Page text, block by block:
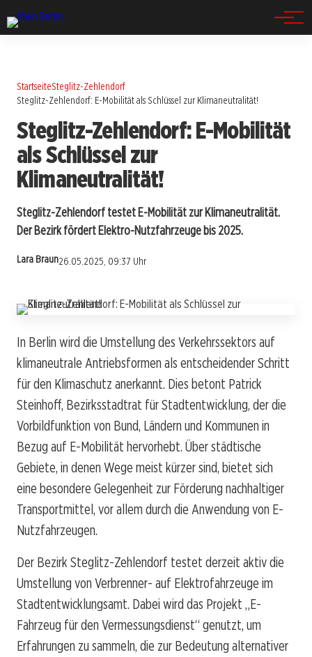
StartseiteSteglitz-Zehlendorf
Steglitz-Zehlendorf: E-Mobilität als Schlüssel zur Klimaneutralität!
Steglitz-Zehlendorf: E-Mobilität
als Schlüssel zur
Klimaneutralität!
Steglitz-Zehlendorf testet E-Mobilität zur Klimaneutralität.
Der Bezirk fördert Elektro-Nutzfahrzeuge bis 2025.
Lara Braun26.05.2025, 09:37 Uhr
In Berlin wird die Umstellung des Verkehrssektors auf
klimaneutrale Antriebsformen als entscheidender Schritt
für den Klimaschutz anerkannt. Dies betont Patrick
Steinhoff, Bezirksstadtrat für Stadtentwicklung, der die
Vorbildfunktion von Bund, Ländern und Kommunen in
Bezug auf E-Mobilität hervorhebt. Über städtische
Gebiete, in denen Wege meist kürzer sind, bietet sich
eine besondere Gelegenheit zur Förderung nachhaltiger
Transportmittel, vor allem durch die Anwendung von E-
Nutzfahrzeugen.
Der Bezirk Steglitz-Zehlendorf testet derzeit aktiv die
Umstellung von Verbrenner- auf Elektrofahrzeuge im
Stadtentwicklungsamt. Dabei wird das Projekt „E-
Fahrzeug für den Vermessungsdienst“ genutzt, um
Erfahrungen zu sammeln, die zur Bedeutung alternativer